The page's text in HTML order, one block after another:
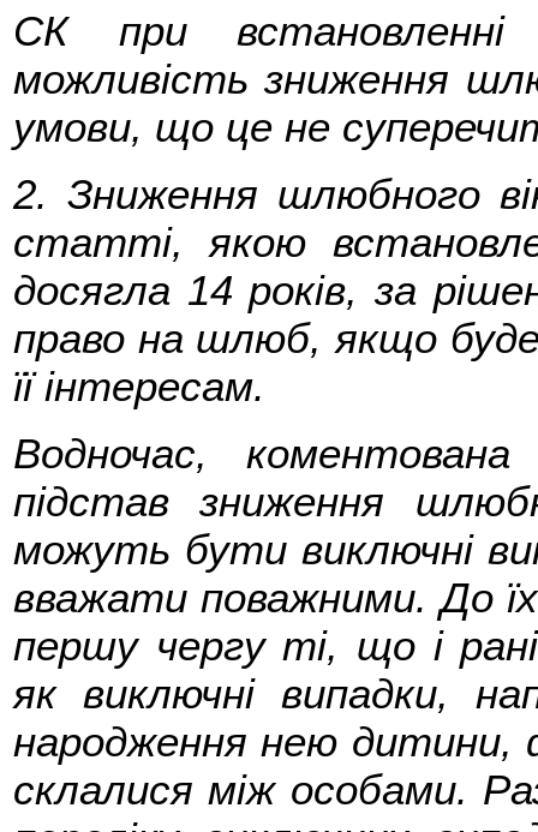
СК при встановленні
можливість зниження
умови, що це не
2. Зниження шлюбного
статті, якою
досягла 14 років, за
право на шлюб, якщо
її інтересам.
Водночас,
підстав зниження
можуть бути виключні
вважати поважними. До їх
першу чергу ті, що і
як виключні випадки,
народження нею дитини,
склалися між особами.